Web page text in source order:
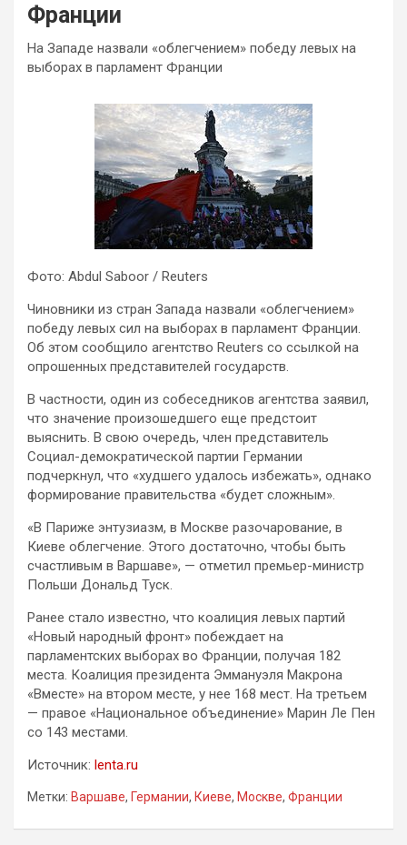
Франции
На Западе назвали «облегчением» победу левых на
выборах в парламент Франции
Фото: Abdul Saboor / Reuters
Чиновники из стран Запада назвали «облегчением»
победу левых сил на выборах в парламент Франции.
Об этом сообщило агентство Reuters со ссылкой на
опрошенных представителей государств.
В частности, один из собеседников агентства заявил,
что значение произошедшего еще предстоит
выяснить. В свою очередь, член представитель
Социал-демократической партии Германии
подчеркнул, что «худшего удалось избежать», однако
формирование правительства «будет сложным».
«В Париже энтузиазм, в Москве разочарование, в
Киеве облегчение. Этого достаточно, чтобы быть
счастливым в Варшаве», — отметил премьер-министр
Польши Дональд Туск.
Ранее стало известно, что коалиция левых партий
«Новый народный фронт» побеждает на
парламентских выборах во Франции, получая 182
места. Коалиция президента Эммануэля Макрона
«Вместе» на втором месте, у нее 168 мест. На третьем
— правое «Национальное объединение» Марин Ле Пен
со 143 местами.
Источник: lenta.ru
Метки: Варшаве, Германии, Киеве, Москве, Франции